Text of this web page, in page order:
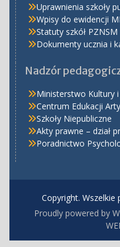
Uprawnienia szkoły
Wpisy do ewidencji
Statuty szkół PZNSM
Dokumenty ucznia i
Nadzór
Ministerstwo Kultury
Centrum Edukacji
Szkoły Niepubliczne
Akty prawne – dział
Poradnictwo
Copyright. Wszelkie
Proudly powered by